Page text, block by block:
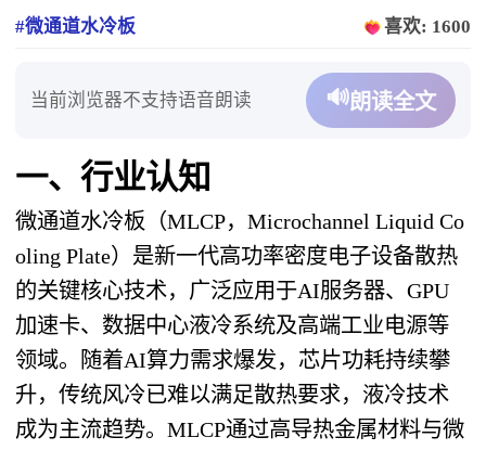
#微通道水冷板 喜欢: 1600
当前浏览器不支持语音朗读 🔊朗读全文
一、行业认知
微通道水冷板（MLCP，Microchannel Liquid Co
oling Plate）是新一代高功率密度电子设备散热
的关键核心技术，广泛应用于AI服务器、GPU
加速卡、数据中心液冷系统及高端工业电源等
领域。随着AI算力需求爆发，芯片功耗持续攀
升，传统风冷已难以满足散热要求，液冷技术
成为主流趋势。MLCP通过高导热金属材料与微